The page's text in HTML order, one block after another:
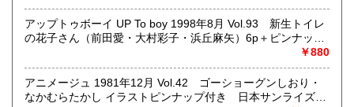
どんなジャンルでも買取することができます。
東京近郊出張買取していますのでお気軽にご相談ください。
線)
最寄駅：神保町駅 御茶ノ水駅
営業時間：12:00-20:00
アップトゥボーイ UP To boy 1998年8月 Vol.93 新生トイレ
の花子さん（前田愛・大村彩子・浜丘麻矢）6p＋ピンナップ
付 木村佳乃 6p・持田香織 6p・広末涼子 5p・吉野紗香
5p・小田エリカ 5p・田中麗奈 5p 他
￥880
アニメージュ 1981年12月 Vol.42 ゴーショーグンしおり・
なかむらたかし イラストピンナップ付き 日本サンライズ